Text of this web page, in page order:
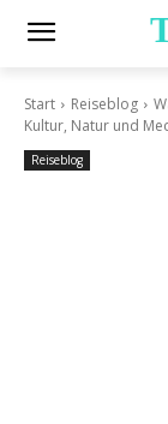
Start Reiseblog
Kultur, Natur und
Reiseblog